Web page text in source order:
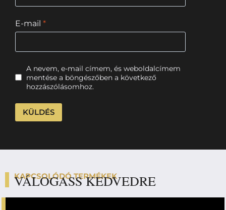
E-mail *
A nevem, e-mail címem, és weboldalcímem
mentése a böngészőben a következő
hozzászólásomhoz.
KAPCSOLÓDÓ TERMÉKEK
VÁLOGASS KEDVEDRE